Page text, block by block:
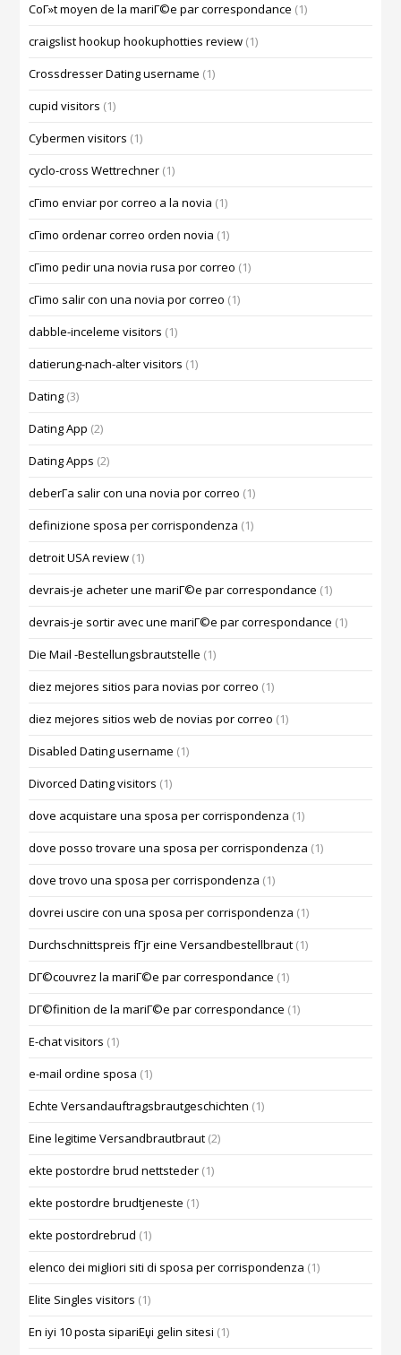
CoГ»t moyen de la mariГ©e par correspondance (1)
craigslist hookup hookuphotties review (1)
Crossdresser Dating username (1)
cupid visitors (1)
Cybermen visitors (1)
cyclo-cross Wettrechner (1)
cГіmo enviar por correo a la novia (1)
cГіmo ordenar correo orden novia (1)
cГіmo pedir una novia rusa por correo (1)
cГіmo salir con una novia por correo (1)
dabble-inceleme visitors (1)
datierung-nach-alter visitors (1)
Dating (3)
Dating App (2)
Dating Apps (2)
deberГ­a salir con una novia por correo (1)
definizione sposa per corrispondenza (1)
detroit USA review (1)
devrais-je acheter une mariГ©e par correspondance (1)
devrais-je sortir avec une mariГ©e par correspondance (1)
Die Mail -Bestellungsbrautstelle (1)
diez mejores sitios para novias por correo (1)
diez mejores sitios web de novias por correo (1)
Disabled Dating username (1)
Divorced Dating visitors (1)
dove acquistare una sposa per corrispondenza (1)
dove posso trovare una sposa per corrispondenza (1)
dove trovo una sposa per corrispondenza (1)
dovrei uscire con una sposa per corrispondenza (1)
Durchschnittspreis fГјr eine Versandbestellbraut (1)
DГ©couvrez la mariГ©e par correspondance (1)
DГ©finition de la mariГ©e par correspondance (1)
E-chat visitors (1)
e-mail ordine sposa (1)
Echte Versandauftragsbrautgeschichten (1)
Eine legitime Versandbrautbraut (2)
ekte postordre brud nettsteder (1)
ekte postordre brudtjeneste (1)
ekte postordrebrud (1)
elenco dei migliori siti di sposa per corrispondenza (1)
Elite Singles visitors (1)
En iyi 10 posta sipariЕџi gelin sitesi (1)